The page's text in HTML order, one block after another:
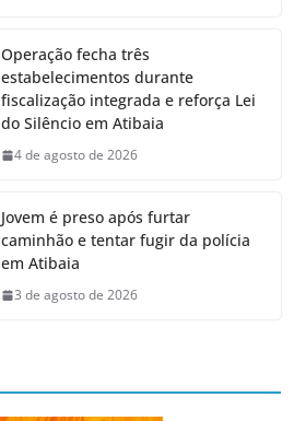
Operação fecha três
estabelecimentos durante
fiscalização integrada e reforça Lei
do Silêncio em Atibaia
4 de agosto de 2026
Jovem é preso após furtar
caminhão e tentar fugir da polícia
em Atibaia
3 de agosto de 2026